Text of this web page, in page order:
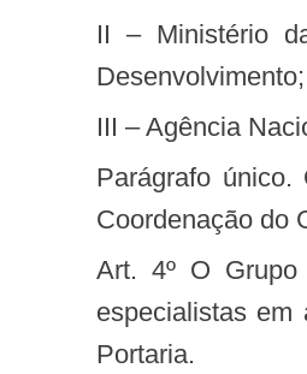
II – Ministério da Ciência, Tecnologia e Inovação por meio da Secretaria de Políticas e Programas de Pesquisa e
Desenvolvimento;
III – Agência
Parágrafo único. Os representantes, titulares e suplentes, serão indicados pelos dirigentes de seus respectivos órgãos à
Coordenação do
Art. 4º O Grupo de Trabalho poderá convidar representantes de órgãos e entidades, públicas e privadas, bem como
especialistas em
Portaria.